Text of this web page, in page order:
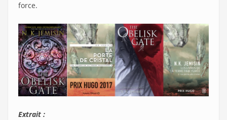
force.
Extrait :